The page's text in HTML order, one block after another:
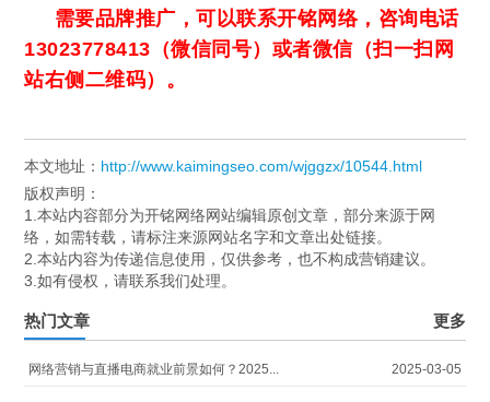
需要品牌推广，可以联系开铭网络，咨询电话
13023778413（微信同号）或者微信（扫一扫网
站右侧二维码）。
本文地址： http://www.kaimingseo.com/wjggzx/10544.html
版权声明：
1.本站内容部分为开铭网络网站编辑原创文章，部分来源于网
络，如需转载，请标注来源网站名字和文章出处链接。
2.本站内容为传递信息使用，仅供参考，也不构成营销建议。
3.如有侵权，请联系我们处理。
热门文章 更多
网络营销与直播电商就业前景如何？2025... 2025-03-05